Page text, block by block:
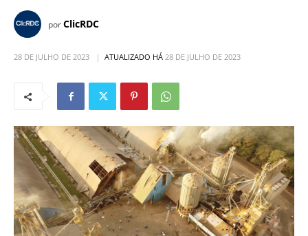
porClicRDC
28 DE JULHO DE 2023 ATUALIZADO HÁ 28 DE JULHO DE 2023